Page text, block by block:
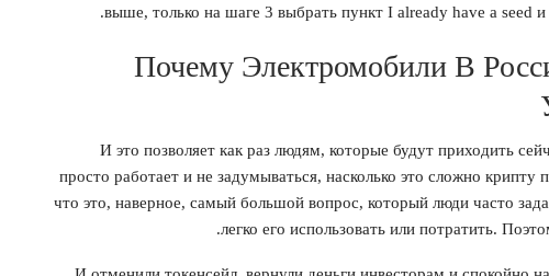
выше, только на шаге 3 выбрать пункт I already have a seed
Почему Электромобили В
И это позволяет как раз людям, которые будут приходить
просто работает и не задумываться, насколько это сложно
что это, наверное, самый большой вопрос, который люди часто
легко его использовать или потратить.